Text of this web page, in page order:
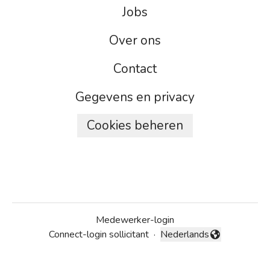
Jobs
Over ons
Contact
Gegevens en privacy
Cookies beheren
Medewerker-login
Connect-login sollicitant · Taal wijzigen
Nederlands